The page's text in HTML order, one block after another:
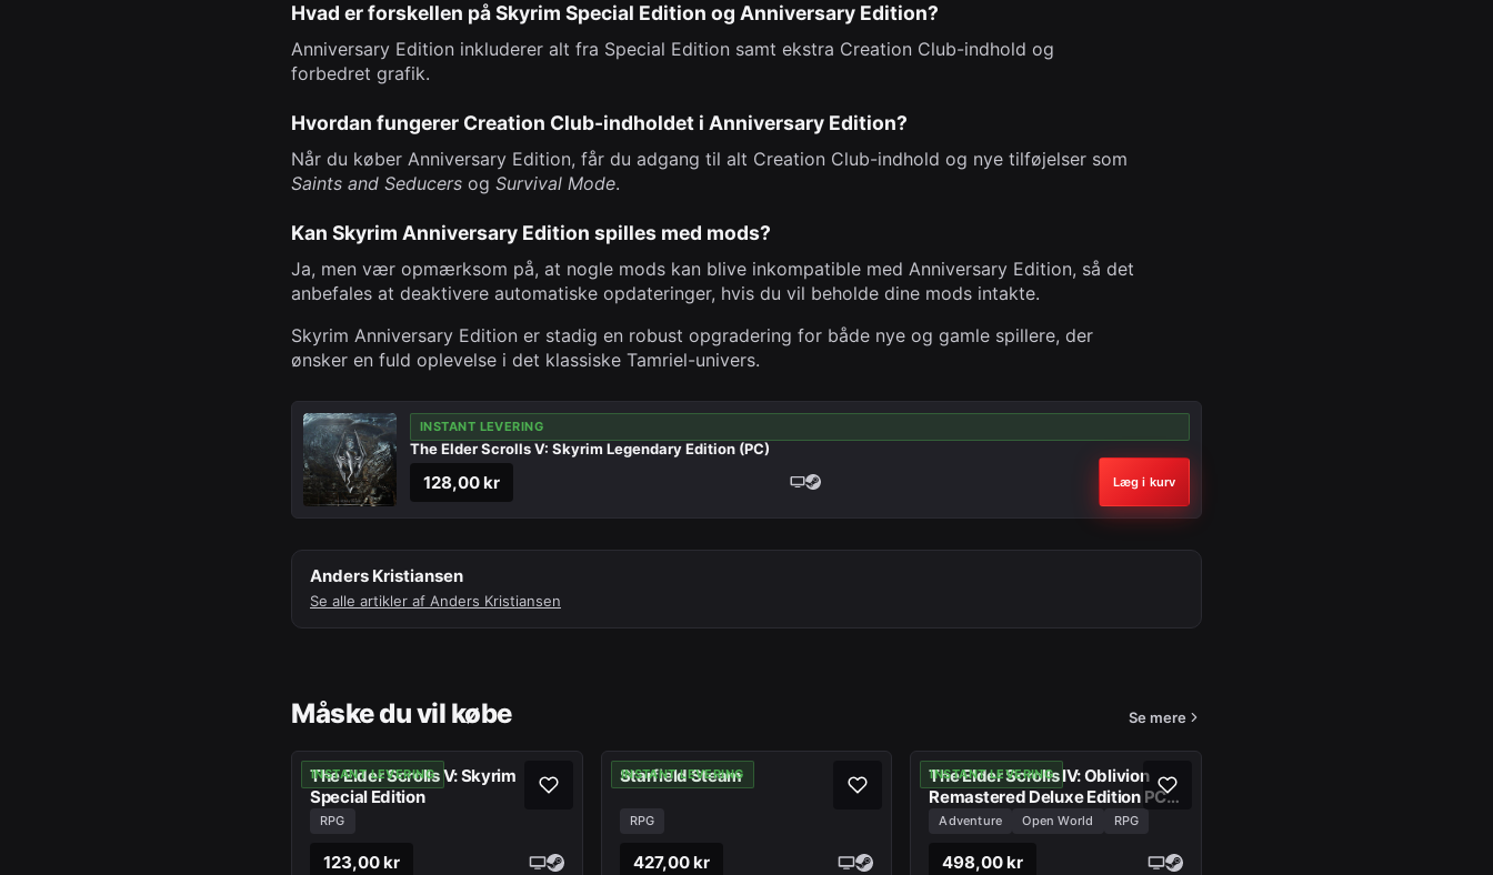
Hvad er forskellen på Skyrim Special Edition og Anniversary Edition?
Anniversary Edition inkluderer alt fra Special Edition samt ekstra Creation Club-indhold og
forbedret grafik.
Hvordan fungerer Creation Club-indholdet i Anniversary Edition?
Når du køber Anniversary Edition, får du adgang til alt Creation Club-indhold og nye tilføjelser som
Saints and Seducers og Survival Mode.
Kan Skyrim Anniversary Edition spilles med mods?
Ja, men vær opmærksom på, at nogle mods kan blive inkompatible med Anniversary Edition, så det
anbefales at deaktivere automatiske opdateringer, hvis du vil beholde dine mods intakte.
Skyrim Anniversary Edition er stadig en robust opgradering for både nye og gamle spillere, der
ønsker en fuld oplevelse i det klassiske Tamriel-univers.
INSTANT LEVERING
The Elder Scrolls V: Skyrim Legendary Edition (PC)
128,00 kr Læg i kurv
Anders Kristiansen
Se alle artikler af Anders Kristiansen
Måske du vil købe Se mere
INSTANT LEVERING
The Elder Scrolls V: Skyrim
Special Edition
RPG
123,00 kr
INSTANT LEVERING
Starfield Steam
RPG
427,00 kr
INSTANT LEVERING
The Elder Scrolls IV: Oblivion
Remastered Deluxe Edition PC
Steam
Adventure Open World RPG
498,00 kr